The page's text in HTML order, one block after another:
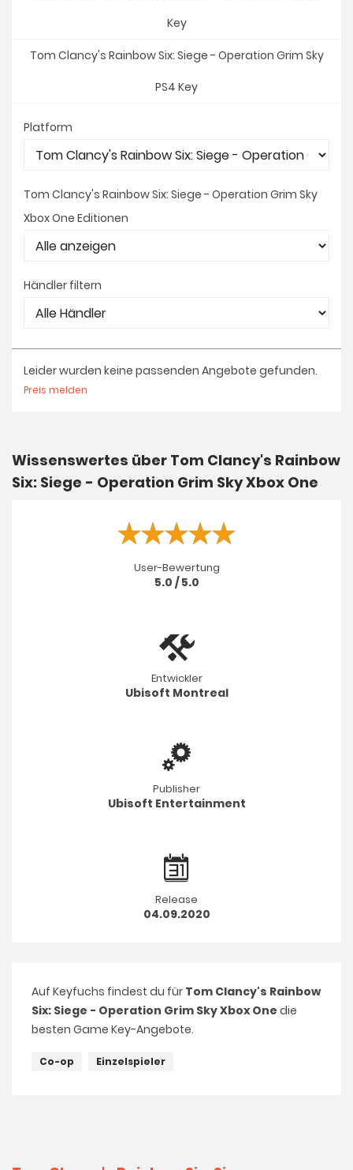
Key
Tom Clancy's Rainbow Six: Siege - Operation Grim Sky
PS4 Key
Platform
Tom Clancy's Rainbow Six: Siege - Operation Grim Sky
Xbox One Editionen
Händler filtern
Leider wurden keine passenden Angebote gefunden.
Preis melden
Wissenswertes über Tom Clancy's Rainbow
Six: Siege - Operation Grim Sky Xbox One
User-Bewertung
5.0 / 5.0
Entwickler
Ubisoft Montreal
Publisher
Ubisoft Entertainment
Release
04.09.2020
Auf Keyfuchs findest du für Tom Clancy's Rainbow
Six: Siege - Operation Grim Sky Xbox One die
besten Game Key-Angebote.
Co-op Einzelspieler